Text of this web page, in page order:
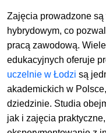
Zajęcia prowadzone
hybrydowym, co
pracą zawodową.
edukacyjnych oferuje
uczelnie w Łodzi są
akademickich w
dziedzinie. Studia
jak i zajęcia